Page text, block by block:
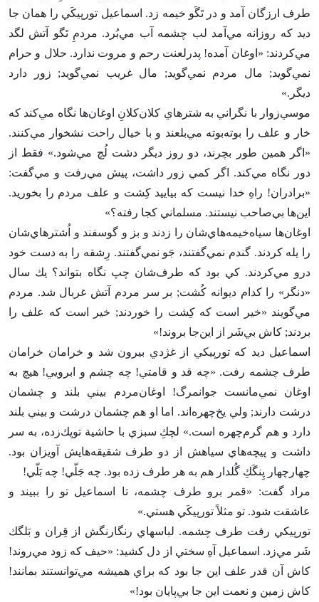
طرف ارزگان آمد و در تَگَو خيمه زد. اسماعيل تورپيكَي را همان جا
ديد كه روزانه مي‌آمد لب چشمه آب مي‌بُرد. مردم‌ِ تَگو آتش لگد
مي‌كردند: «اوغان آمده‌! پدرلعنت رحم و مروت ندارد. حلال و حرام
نمي‌گويد; مال مردم نمي‌گويد; مال غريب نمي‌گويد; زور دارد
ديگر.»
موسي‌زوار با نگراني به شترهاي كلان‌كلان‌ِ اوغان‌ها نگاه مي‌كند كه
خار و علف را بوته‌بوته مي‌بلعند و با خيال راحت نشخوار مي‌كنند.
«اگر همين طور بچرند، دو روز ديگر دشت لُچ مي‌شود.» فقط از
دور نگاه مي‌كند. اگر كمي زور داشت‌، پيش مي‌رفت و مي‌گفت‌:
«برادران‌! راه‌ِ خدا نيست كه بياييد كِشت و علف مردم را بخوريد.
اين‌ها بي‌صاحب نيستند. مسلماني كجا رفته‌؟»
اوغان‌ها سياه‌خيمه‌هاي‌شان را زدند و بز و گوسفند و اُشترهاي‌شان
را يله كردند. گندم نمي‌گفتند، جَو نمي‌گفتند. رِشقه را به دست خود
درو مي‌كردند. كي بود كه طرف‌شان چپ نگاه بتواند؟ يك سال
«دنگر» را كدام ديوانه كُشت‌; بر سر مردم آتش غربال شد. مردم
مي‌گويند «خير است كه كِشت را خوردند; خير است كه علف را
بردند; كاش بي‌شَر از اين‌جا بروند!»
اسماعيل ديد كه تورپيكي از غژدي بيرون شد و خرامان خرامان
طرف چشمه رفت‌. «چه قد و قامتي‌! چه چشم و ابرويي‌! هيچ به
اوغان نمي‌مانست جوانمرگ‌! اوغان‌مردم بيني بلند و چشمان
درشت دارند; ولي يخ‌چهره‌اند. اما او هم چشمان درشت و بيني بلند
دارد و هم گرم‌چهره است‌.» لچك‌ِ سبزي با حاشية توپك‌زده‌، به سر
داشت و پيچه‌هاي سياهش از دو طرف شقيقه‌هايش آويزان بود.
چهارچهار پِنگَك‌ِ گُلدار هم به هر طرف زده بود. چه جَلّي‌! چه بَلّي‌!
مراد گفت‌: «قمر برو طرف چشمه‌، تا اسماعيل تو را ببيند و
عاشقت شود. تو مثلاً تورپيكَي هستي‌.»
تورپيكي رفت طرف چشمه‌. لباسهاي رنگارنگش از قِران و بَلگك
شَر مي‌زد. اسماعيل آه‌ِ سختي از دل كشيد: «حيف كه زود مي‌روند!
كاش آن قدر علف اين جا بود كه براي هميشه مي‌توانستند بمانند!
كاش زمين و نعمت اين جا بي‌پايان بود!»